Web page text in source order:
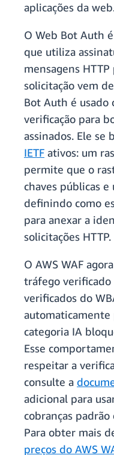
aplicações da
O Web Bot Auth
que utiliza
mensagens
solicitação vem
Bot Auth é usado
verificação para
assinados. Ele se
IETF ativos: um
permite que o
chaves públicas
definindo como
para anexar a
solicitações HTTP.
O AWS WAF
tráfego verificado
verificados do
categoria IA
Esse
respeitar a
consulte a
adicional para
cobranças padrão
Para obter mais
preços do AWS